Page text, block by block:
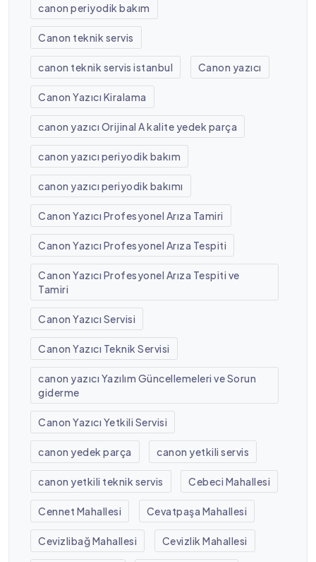
canon periyodik bakım
Canon teknik servis
canon teknik servis istanbul Canon yazıcı
Canon Yazıcı Kiralama
canon yazıcı Orijinal A kalite yedek parça
canon yazıcı periyodik bakım
canon yazıcı periyodik bakımı
Canon Yazıcı Profesyonel Arıza Tamiri
Canon Yazıcı Profesyonel Arıza Tespiti
Canon Yazıcı Profesyonel Arıza Tespiti ve
Tamiri
Canon Yazıcı Servisi
Canon Yazıcı Teknik Servisi
canon yazıcı Yazılım Güncellemeleri ve Sorun
giderme
Canon Yazıcı Yetkili Servisi
canon yedek parça canon yetkili servis
canon yetkili teknik servis Cebeci Mahallesi
Cennet Mahallesi Cevatpaşa Mahallesi
Cevizlibağ Mahallesi Cevizlik Mahallesi